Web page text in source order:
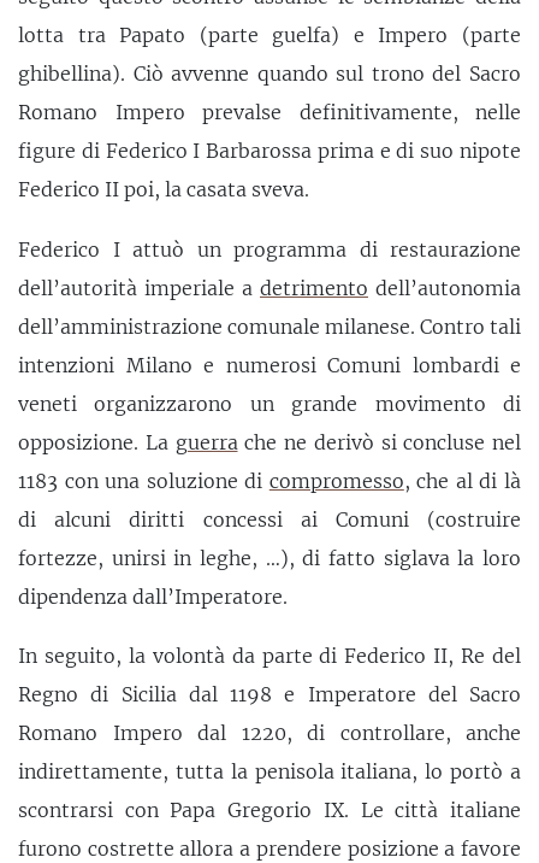
lotta tra Papato (parte guelfa) e Impero (parte
ghibellina). Ciò avvenne quando sul trono del Sacro
Romano Impero prevalse definitivamente, nelle
figure di Federico I Barbarossa prima e di suo nipote
Federico II poi, la casata sveva.
Federico I attuò un programma di restaurazione
dell’autorità imperiale a detrimento dell’autonomia
dell’amministrazione comunale milanese. Contro tali
intenzioni Milano e numerosi Comuni lombardi e
veneti organizzarono un grande movimento di
opposizione. La guerra che ne derivò si concluse nel
1183 con una soluzione di compromesso, che al di là
di alcuni diritti concessi ai Comuni (costruire
fortezze, unirsi in leghe, …), di fatto siglava la loro
dipendenza dall’Imperatore.
In seguito, la volontà da parte di Federico II, Re del
Regno di Sicilia dal 1198 e Imperatore del Sacro
Romano Impero dal 1220, di controllare, anche
indirettamente, tutta la penisola italiana, lo portò a
scontrarsi con Papa Gregorio IX. Le città italiane
furono costrette allora a prendere posizione a favore